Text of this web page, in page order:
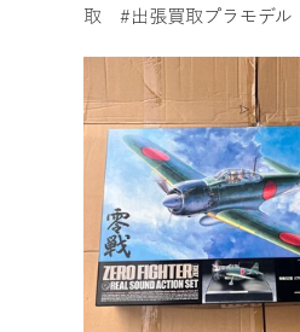
金買取、貴金属買取、アクセサリー買取
銀貨、記念メダル買取 カーナビ
取
#出張買取プラモデル